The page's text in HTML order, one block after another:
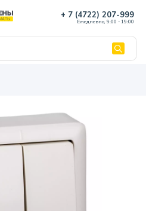
+ 7 (4722) 207-999
Ежедневно, 9:00 - 19:00